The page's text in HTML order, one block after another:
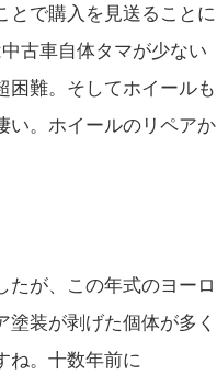
とで購入を見送ることに
古車自体タマが少ない
困難。そしてホイールも
い。ホイールのリペアか
たが、この年式のヨーロ
装が剥げた個体が多く
ね。十数年前に